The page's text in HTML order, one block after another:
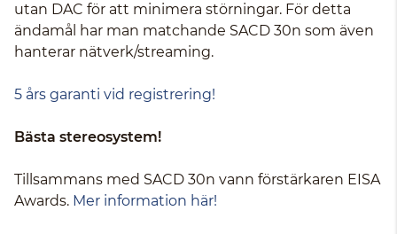
utan DAC för att minimera störningar. För detta
ändamål har man matchande SACD 30n som även
hanterar nätverk/streaming.
5 års garanti vid registrering!
Bästa stereosystem!
Tillsammans med SACD 30n vann förstärkaren EISA
Awards. Mer information här!